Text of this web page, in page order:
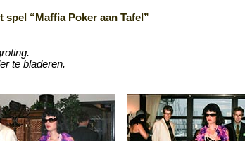
“Maffia Poker aan Tafel”
te bladeren.